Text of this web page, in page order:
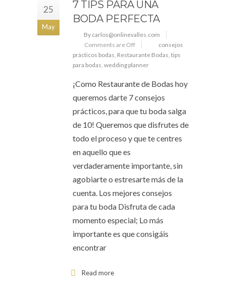
25
May
7 TIPS PARA UNA
BODA PERFECTA
By carlos@onlinevalles.com
Comments are Off
consejos
prácticos bodas, Restaurante Bodas, tips
para bodas, wedding planner
¡Como Restaurante de Bodas hoy
queremos darte 7 consejos
prácticos, para que tu boda salga
de 10! Queremos que disfrutes de
todo el proceso y que te centres
en aquello que es
verdaderamente importante, sin
agobiarte o estresarte más de la
cuenta. Los mejores consejos
para tu boda Disfruta de cada
momento especial; Lo más
importante es que consigáis
encontrar
Read more